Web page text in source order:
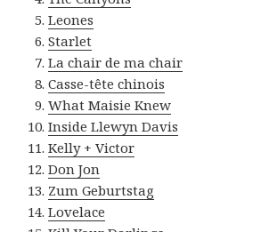
Leones
Starlet
La chair de ma chair
Casse-tête chinois
What Maisie Knew
Inside Llewyn Davis
Kelly + Victor
Don Jon
Zum Geburtstag
Lovelace